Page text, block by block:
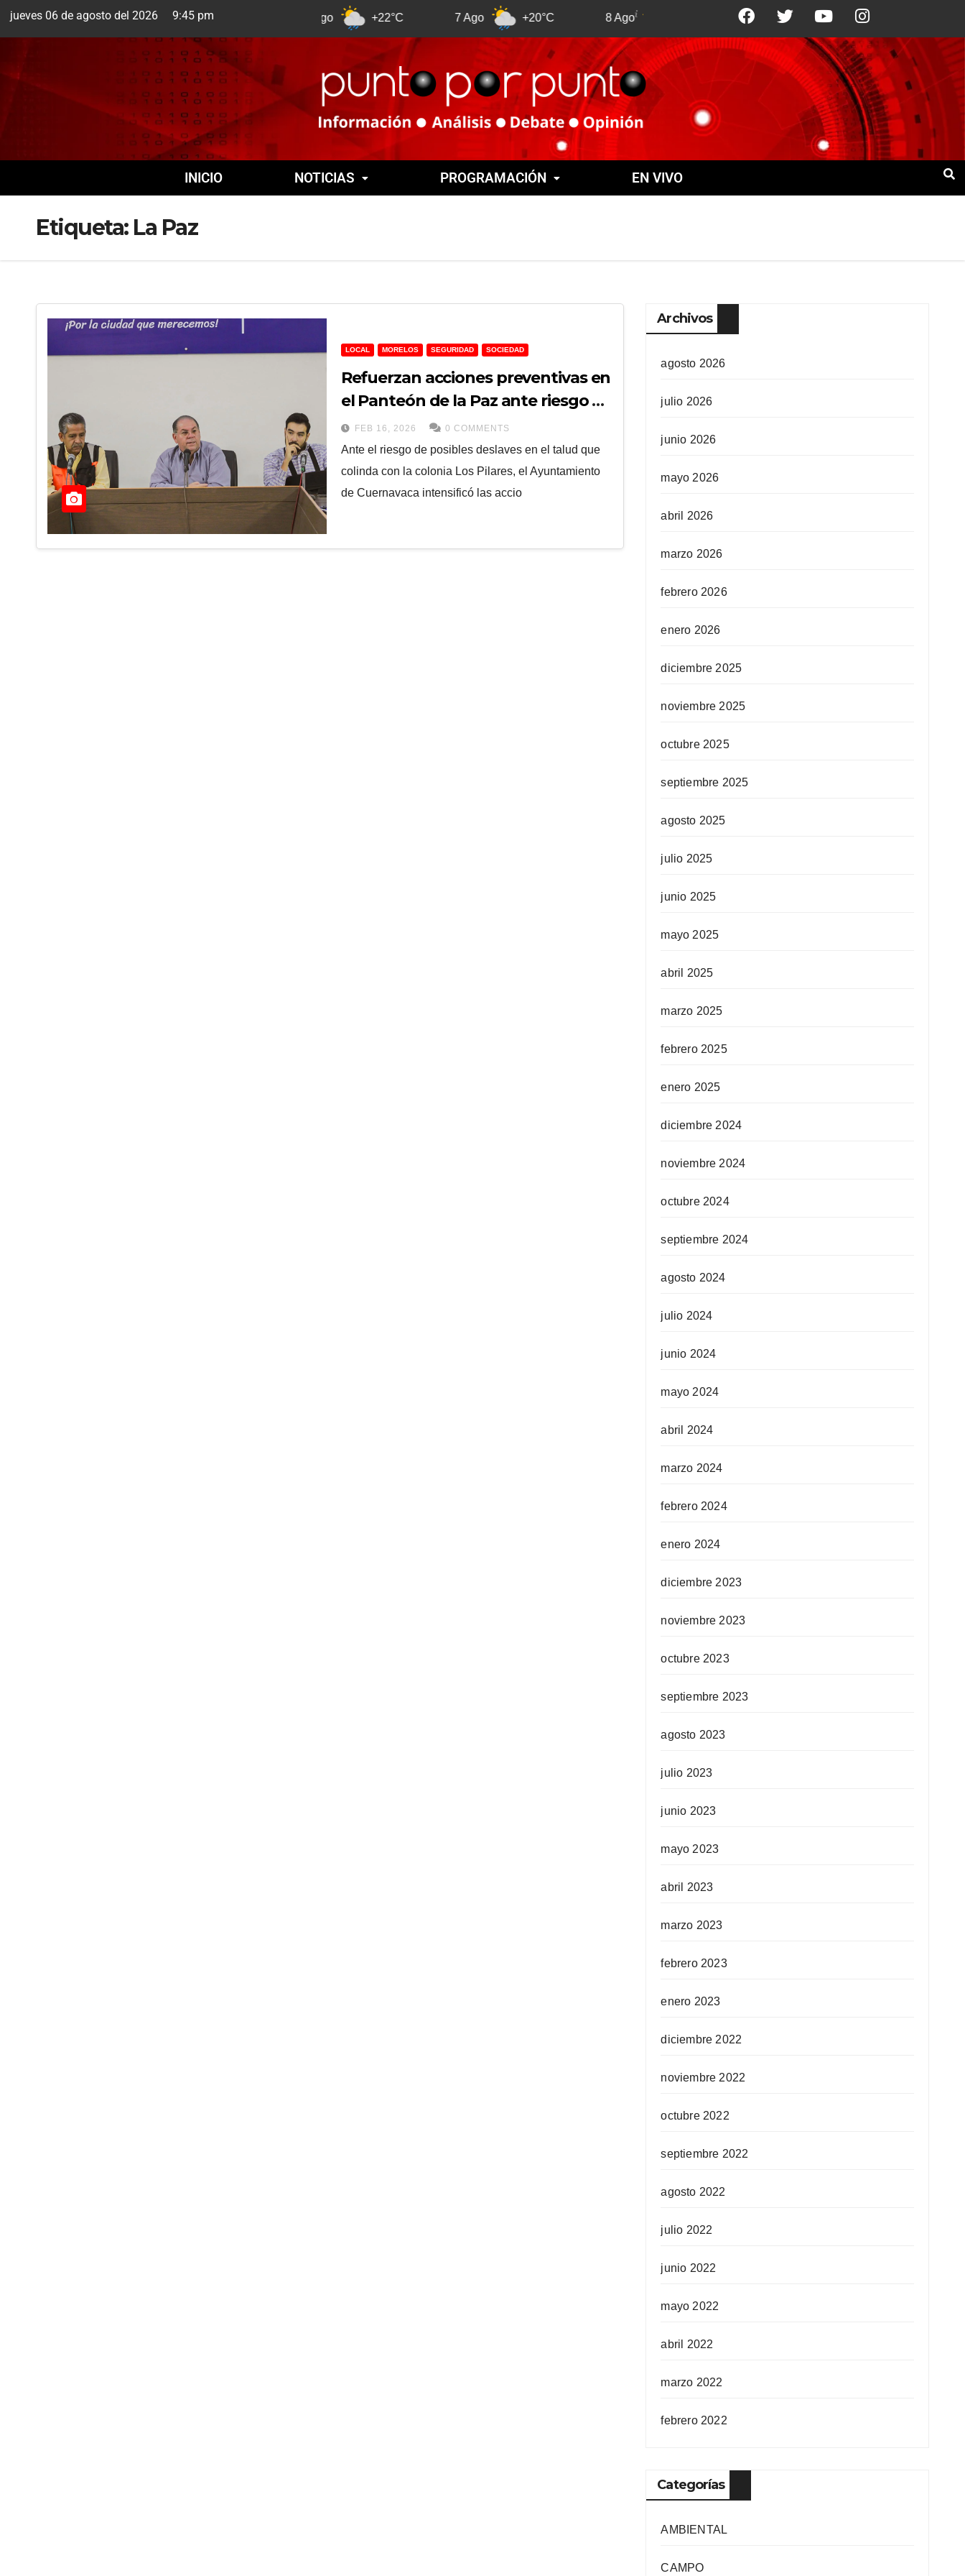
jueves 06 de agosto del 2026 9:45 pm
Cuernavaca +22°C +20°C +21°C 9 Ago +22°C 10 Ago
INICIO NOTICIAS PROGRAMACIÓN EN VIVO
Etiqueta: La Paz
LOCAL MORELOS SEGURIDAD SOCIEDAD
Refuerzan acciones preventivas en
el Panteón de la Paz ante riesgo de
deslaves
FEB 16, 2026 0 COMMENTS
Ante el riesgo de posibles deslaves en el talud que
colinda con la colonia Los Pilares, el Ayuntamiento
de Cuernavaca intensificó las accio
Archivos
agosto 2026
julio 2026
junio 2026
mayo 2026
abril 2026
marzo 2026
febrero 2026
enero 2026
diciembre 2025
noviembre 2025
octubre 2025
septiembre 2025
agosto 2025
julio 2025
junio 2025
mayo 2025
abril 2025
marzo 2025
febrero 2025
enero 2025
diciembre 2024
noviembre 2024
octubre 2024
septiembre 2024
agosto 2024
julio 2024
junio 2024
mayo 2024
abril 2024
marzo 2024
febrero 2024
enero 2024
diciembre 2023
noviembre 2023
octubre 2023
septiembre 2023
agosto 2023
julio 2023
junio 2023
mayo 2023
abril 2023
marzo 2023
febrero 2023
enero 2023
diciembre 2022
noviembre 2022
octubre 2022
septiembre 2022
agosto 2022
julio 2022
junio 2022
mayo 2022
abril 2022
marzo 2022
febrero 2022
Categorías
AMBIENTAL
CAMPO